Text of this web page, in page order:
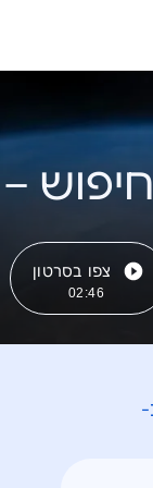
–
צפו בסרטון
02:46